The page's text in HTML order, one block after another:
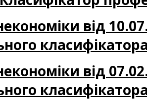
від
від